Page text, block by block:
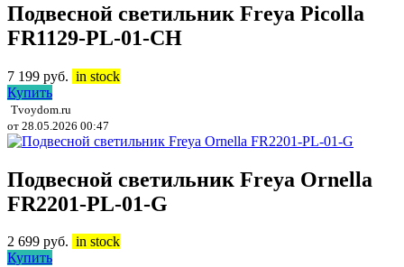
Подвесной светильник Freya Picolla
FR1129-PL-01-CH
7 199 руб. in stock
Купить
Tvoydom.ru
от 28.05.2026 00:47
Подвесной светильник Freya Ornella
FR2201-PL-01-G
2 699 руб. in stock
Купить